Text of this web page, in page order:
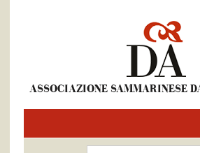
ASSOCIAZIONE SAMMARINESE